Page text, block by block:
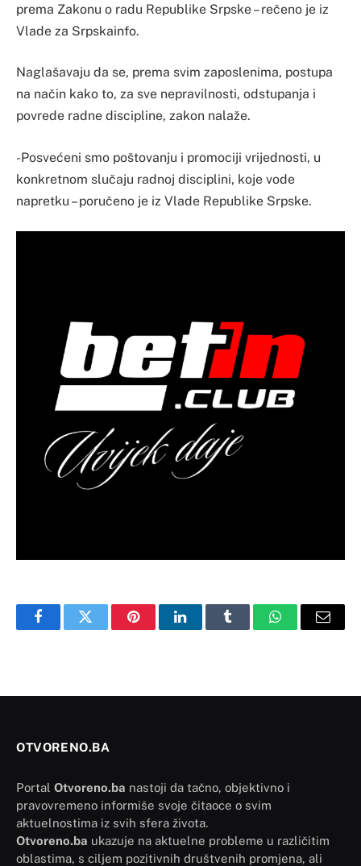
prema Zakonu o radu Republike Srpske – rečeno je iz
Vlade za Srpskainfo.
Naglašavaju da se, prema svim zaposlenima, postupa
na način kako to, za sve nepravilnosti, odstupanja i
povrede radne discipline, zakon nalaže.
-Posvećeni smo poštovanju i promociji vrijednosti, u
konkretnom slučaju radnoj disciplini, koje vode
napretku – poručeno je iz Vlade Republike Srpske.
FacebookTwitter PinterestLinkedInTumblr WhatsAppEmail
OTVORENO.BA
Portal Otvoreno.ba nastoji da tačno, objektivno i
pravovremeno informiše svoje čitaoce o svim
aktuelnostima iz svih sfera života.
Otvoreno.ba ukazuje na aktuelne probleme u različitim
oblastima, s ciljem pozitivnih društvenih promjena, ali